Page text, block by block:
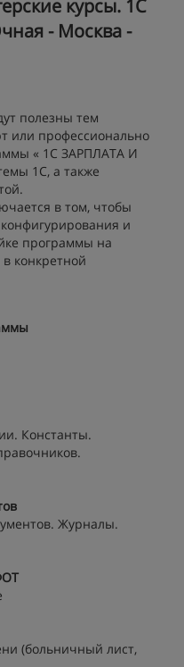
курсы. 1С
- Москва -
полезны тем
или профессионально
« 1С ЗАРПЛАТА И
1С, а также
в том, чтобы
и
программы на
конкретной
Константы.
Журналы.
(больничный лист,